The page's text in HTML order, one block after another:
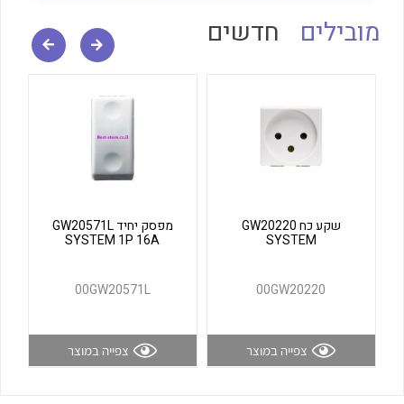
לכל מוצרי היצרן לכל מוצרי היצרן
מובילים חדשים
שקע כח GW20220
SYSTEM
00GW20220
צפייה במוצר
מפסק יחיד GW20571L
SYSTEM 1P 16A
00GW20571L
צפייה במוצר